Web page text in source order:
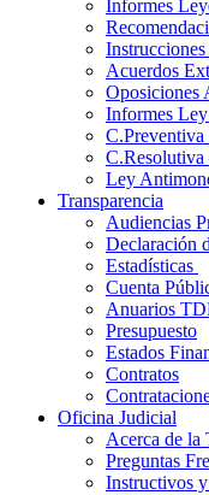
Informes
Instrucciones
Acuerdos
Oposiciones
Informes
Ley
Transparencia
Audiencias
Declaración
Estadísticas
Cuenta
Anuarios
Presupuesto
Estados
Contratos
Oficina Judicial
Acerca de la
Preguntas
Instructivos